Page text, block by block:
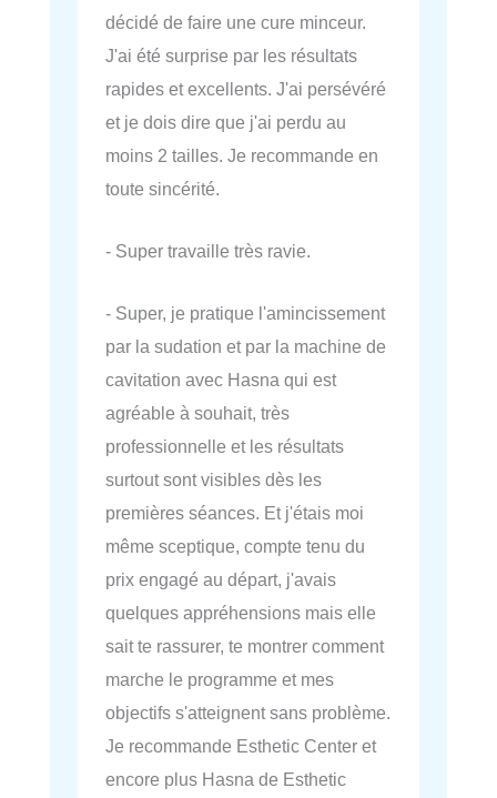
décidé de faire une cure minceur.
J'ai été surprise par les résultats
rapides et excellents. J'ai persévéré
et je dois dire que j'ai perdu au
moins 2 tailles. Je recommande en
toute sincérité.
- Super travaille très ravie.
- Super, je pratique l'amincissement
par la sudation et par la machine de
cavitation avec Hasna qui est
agréable à souhait, très
professionnelle et les résultats
surtout sont visibles dès les
premières séances. Et j'étais moi
même sceptique, compte tenu du
prix engagé au départ, j'avais
quelques appréhensions mais elle
sait te rassurer, te montrer comment
marche le programme et mes
objectifs s'atteignent sans problème.
Je recommande Esthetic Center et
encore plus Hasna de Esthetic